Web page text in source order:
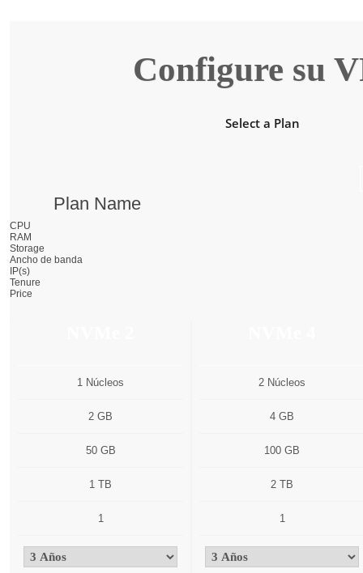
Configure su
Select a Plan
Plan Name
CPU
RAM
Storage
Ancho de banda
IP(s)
Tenure
Price
1 Núcleos
2 GB
50 GB
1 TB
1
2 Núcleos
4 GB
100 GB
2 TB
1